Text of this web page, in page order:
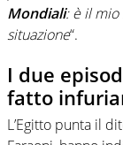
Mondiali: è il
situazione“.
I due
fatto
L’Egitto punta il